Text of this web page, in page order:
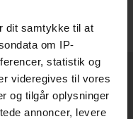
dit samtykke til at
om IP-
statistik og
videregives til vores
og tilgår oplysninger
annoncer, levere
Verdener.